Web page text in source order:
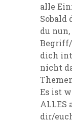
alle
Sobald
du
Begriff/
dich
nicht
Es ist
ALLES
dir/